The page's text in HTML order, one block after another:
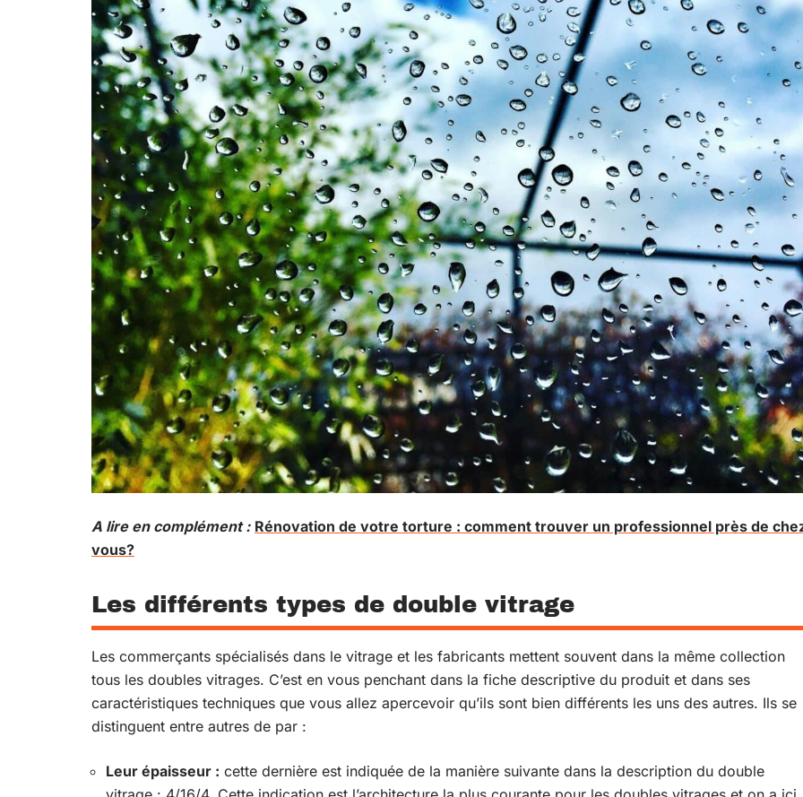
A lire en complément : Rénovation de votre torture : comment trouver un professionnel près de
vous?
Les différents types de double vitrage
Les commerçants spécialisés dans le vitrage et les fabricants mettent souvent dans la même collection
tous les doubles vitrages. C’est en vous penchant dans la fiche descriptive du produit et dans ses
caractéristiques techniques que vous allez apercevoir qu’ils sont bien différents les uns des autres. Ils se
distinguent entre autres de par :
Leur épaisseur : cette dernière est indiquée de la manière suivante dans la description du double